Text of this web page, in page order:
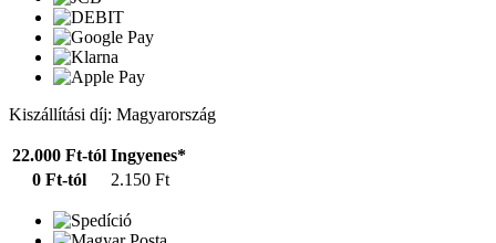
Kiszállítási díj: Magyarország
22.000 Ft-tól Ingyenes*
0 Ft-tól
2.150 Ft